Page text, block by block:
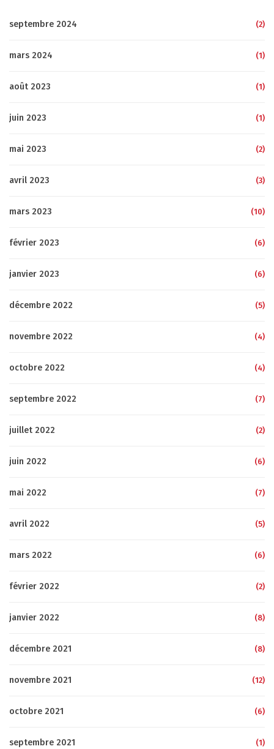
septembre 2024 (2)
mars 2024 (1)
août 2023 (1)
juin 2023 (1)
mai 2023 (2)
avril 2023 (3)
mars 2023 (10)
février 2023 (6)
janvier 2023 (6)
décembre 2022 (5)
novembre 2022 (4)
octobre 2022 (4)
septembre 2022 (7)
juillet 2022 (2)
juin 2022 (6)
mai 2022 (7)
avril 2022 (5)
mars 2022 (6)
février 2022 (2)
janvier 2022 (8)
décembre 2021 (8)
novembre 2021 (12)
octobre 2021 (6)
septembre 2021 (1)